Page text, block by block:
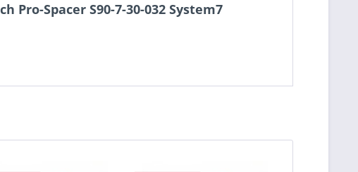
Pro-Spacer S90-7-30-032 System7